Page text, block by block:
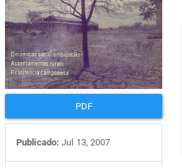
artigos
PDF
Publicado: Jul 13, 2007